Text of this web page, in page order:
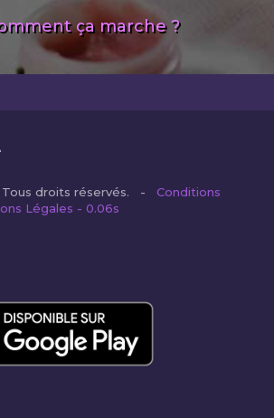
ça marche ?
Tous droits réservés. -Conditions
Légales - 0.06s